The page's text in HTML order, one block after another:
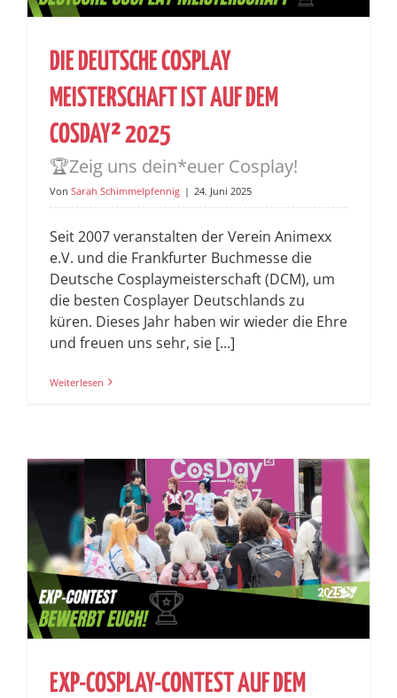
DIE DEUTSCHE COSPLAY
MEISTERSCHAFT IST AUF DEM
COSDAY² 2025
🏆Zeig uns dein*euer Cosplay!
Von Sarah Schimmelpfennig | 24. Juni 2025
Seit 2007 veranstalten der Verein Animexx
e.V. und die Frankfurter Buchmesse die
Deutsche Cosplaymeisterschaft (DCM), um
die besten Cosplayer Deutschlands zu
küren. Dieses Jahr haben wir wieder die Ehre
und freuen uns sehr, sie [...]
Weiterlesen
EXP-COSPLAY-CONTEST AUF DEM